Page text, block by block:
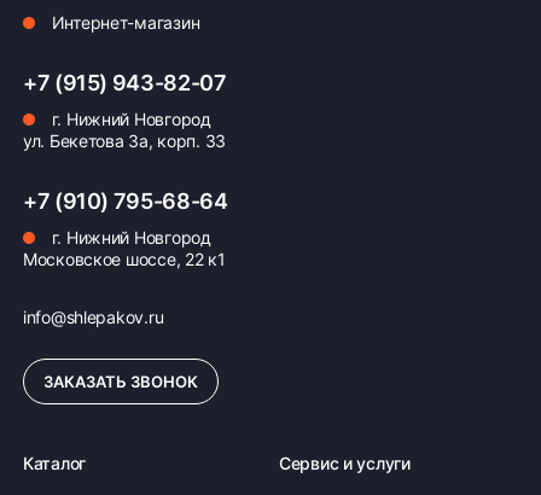
Интернет-магазин
+7 (915) 943-82-07
г. Нижний Новгород
ул. Бекетова 3а, корп. 33
+7 (910) 795-68-64
г. Нижний Новгород
Московское шоссе, 22 к1
info@shlepakov.ru
ЗАКАЗАТЬ ЗВОНОК
Каталог Сервис и услуги